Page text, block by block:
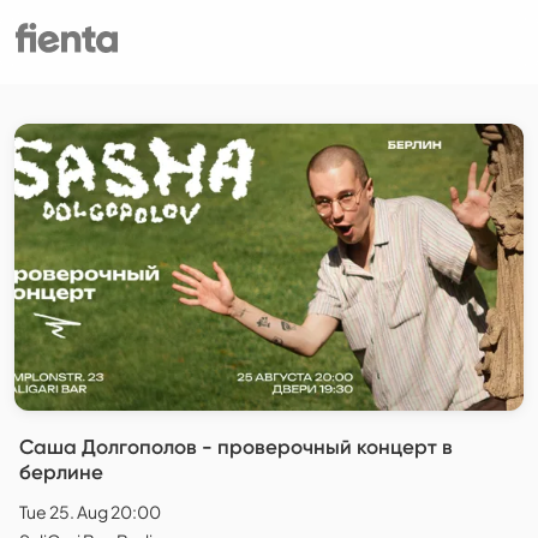
Саша Долгополов - проверочный концерт в
берлине
Tue 25. Aug 20:00